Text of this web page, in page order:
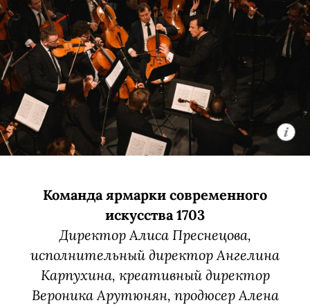
Команда ярмарки современного
искусства 1703
Директор Алиса Преснецова,
исполнительный директор Ангелина
Карпухина, креативный директор
Вероника Арутюнян, продюсер Алена